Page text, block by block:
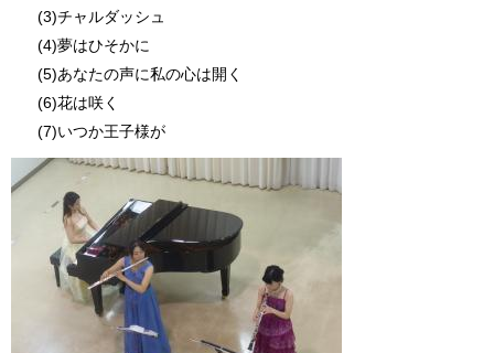
(3)チャルダッシュ
(4)夢はひそかに
(5)あなたの声に私の心は開く
(6)花は咲く
(7)いつか王子様が